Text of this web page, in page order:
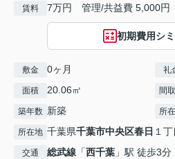
賃料 7万円 管理/共益費 5,000円
初期費用シ
敷金 0ヶ月 礼
面積 20.06㎡ 間
築年数 新築 所
所在地 千葉県千葉市中央区春日 １丁
交通 総武線 「西千葉 」駅 徒歩3分